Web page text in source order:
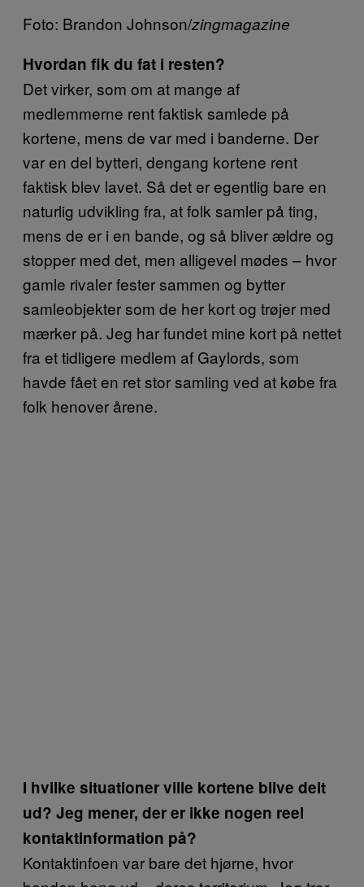
Foto: Brandon Johnson/zingmagazine
Hvordan fik du fat i resten?
Det virker, som om at mange af
medlemmerne rent faktisk samlede på
kortene, mens de var med i banderne. Der
var en del bytteri, dengang kortene rent
faktisk blev lavet. Så det er egentlig bare en
naturlig udvikling fra, at folk samler på ting,
mens de er i en bande, og så bliver ældre og
stopper med det, men alligevel mødes – hvor
gamle rivaler fester sammen og bytter
samleobjekter som de her kort og trøjer med
mærker på. Jeg har fundet mine kort på nettet
fra et tidligere medlem af Gaylords, som
havde fået en ret stor samling ved at købe fra
folk henover årene.
I hvilke situationer ville kortene blive delt
ud? Jeg mener, der er ikke nogen reel
kontaktinformation på?
Kontaktinfoen var bare det hjørne, hvor